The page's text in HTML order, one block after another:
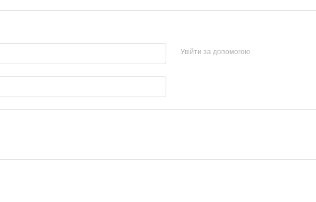
Увійти за допомогою